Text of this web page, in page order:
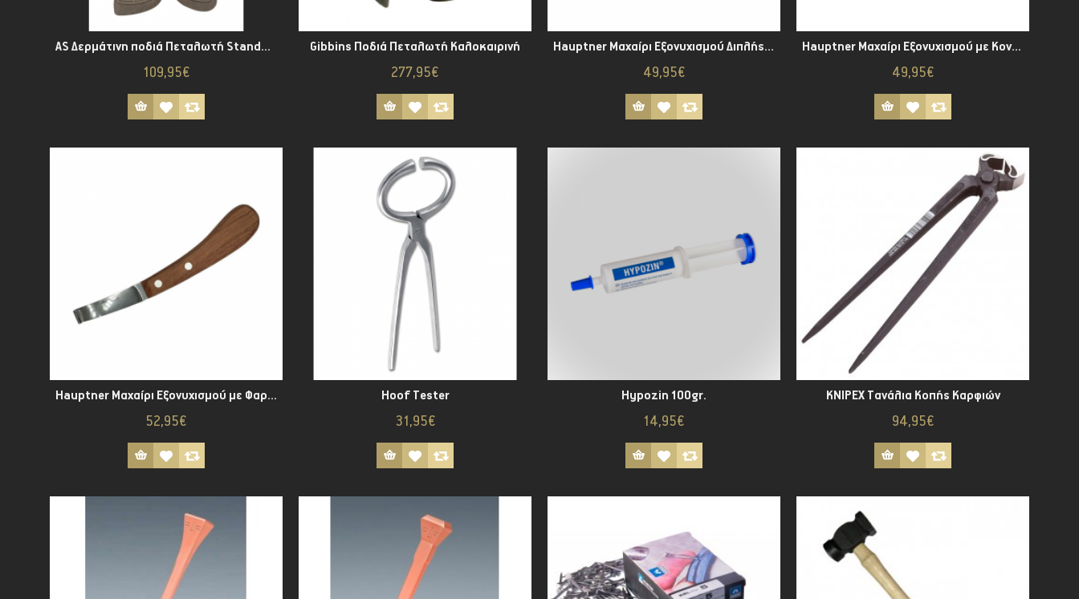
AS Δερμάτινη ποδιά Πεταλωτή Standard
109,95€
Gibbins Ποδιά Πεταλωτή Καλοκαιρινή
277,95€
Hauptner Μαχαίρι Εξονυχισμού Διπλής Κόψης R
49,95€
Hauptner Μαχαίρι Εξονυχισμού με Κοντή Λεπίδα
49,95€
Hauptner Μαχαίρι Εξονυχισμού με Φαρδιά-Μακριά Λεπίδα
52,95€
Hoof Tester
31,95€
Hypozin 100gr.
14,95€
KNIPEX Τανάλια Κοπής Καρφιών
94,95€